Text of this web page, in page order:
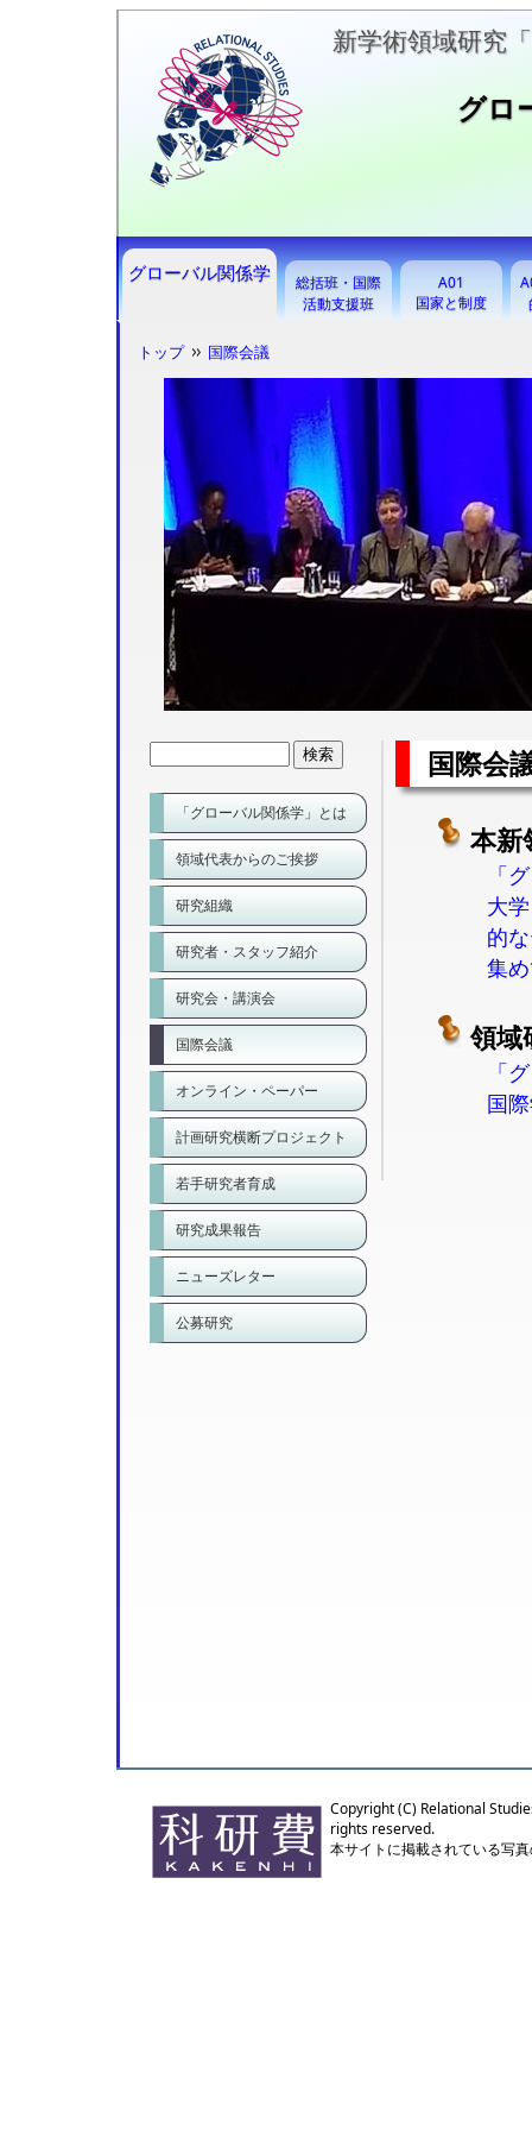
新学術領域研究
グロ
グローバル関係学
総括班・国際
活動支援班
A01
国家と制度
トップ 国際会議
「グローバル関係学」とは
領域代表からのご挨拶
研究組織
研究者・スタッフ紹介
研究会・講演会
国際会議
オンライン・ペーパー
計画研究横断プロジェクト
若手研究者育成
研究成果報告
ニューズレター
公募研究
国際会
本新
「
大
的
集
領域
「
国
Copyright (C) Relational
rights reserved.
本サイトに掲載されている写